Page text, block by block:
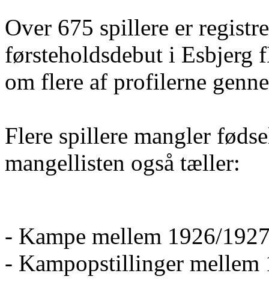
Over 675 spillere er
førsteholdsdebut i Esbjerg
om flere af profilerne
Flere spillere mangler
mangellisten også tæller:
- Kampe mellem 1926/
- Kampopstillinger mellem